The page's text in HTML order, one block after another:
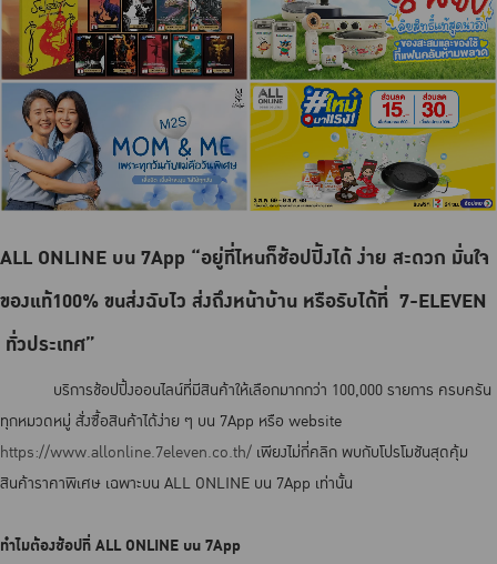
ALL ONLINE บน 7App “อยู่ที่ไหนก็ช้อปปิ้งได้ ง่าย สะดวก มั่นใจ
ของแท้100% ขนส่งฉับไว ส่งถึงหน้าบ้าน หรือรับได้ที่ 7-ELEVEN
ทั่วประเทศ”
บริการช้อปปิ้งออนไลน์ที่มีสินค้าให้เลือกมากกว่า 100,000 รายการ ครบครัน
ทุกหมวดหมู่ สั่งซื้อสินค้าได้ง่าย ๆ บน 7App หรือ website
https://www.allonline.7eleven.co.th/ เพียงไม่กี่คลิก พบกับโปรโมชันสุดคุ้ม
สินค้าราคาพิเศษ เฉพาะบน ALL ONLINE บน 7App เท่านั้น
ทำไมต้องช้อปที่ ALL ONLINE บน 7App